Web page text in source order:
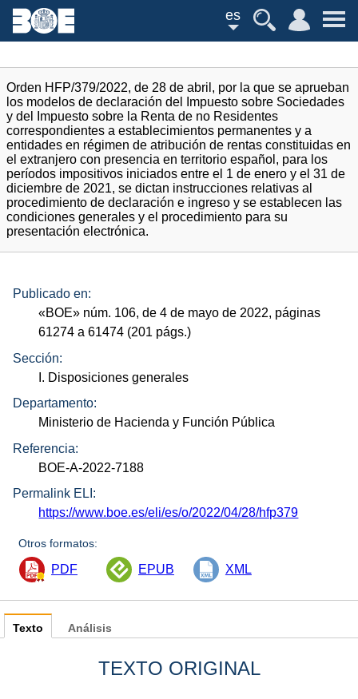
es
Orden HFP/379/2022, de 28 de abril, por la que se aprueban
los modelos de declaración del Impuesto sobre Sociedades
y del Impuesto sobre la Renta de no Residentes
correspondientes a establecimientos permanentes y a
entidades en régimen de atribución de rentas constituidas en
el extranjero con presencia en territorio español, para los
períodos impositivos iniciados entre el 1 de enero y el 31 de
diciembre de 2021, se dictan instrucciones relativas al
procedimiento de declaración e ingreso y se establecen las
condiciones generales y el procedimiento para su
presentación electrónica.
Publicado en:
«BOE» núm. 106, de 4 de mayo de 2022, páginas
61274 a 61474 (201 págs.)
Sección:
I. Disposiciones generales
Departamento:
Ministerio de Hacienda y Función Pública
Referencia:
BOE-A-2022-7188
Permalink ELI:
https://www.boe.es/eli/es/o/2022/04/28/hfp379
Otros formatos:
PDF EPUB XML
Texto
TEXTO ORIGINAL
Análisis